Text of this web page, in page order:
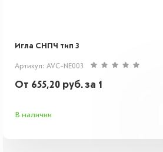
Игла СНПЧ тип 3
Артикул: AVC-NE003
От 655,20 руб.за 1
В наличии